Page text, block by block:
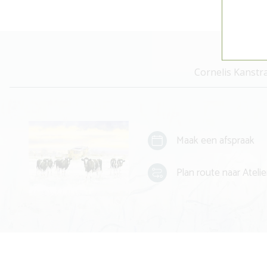
Cornelis
Maak een afspraak
Plan route naar